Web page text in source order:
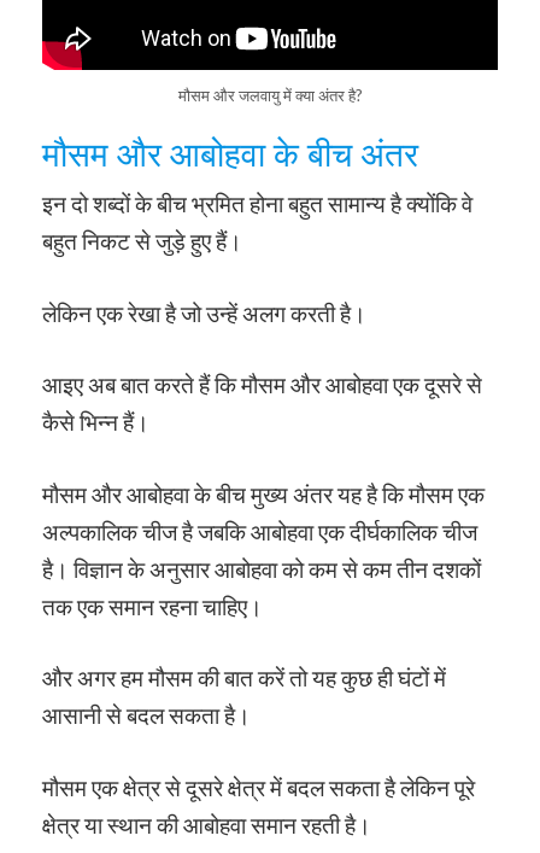
मौसम और जलवायु में क्या अंतर है?
मौसम और आबोहवा के बीच अंतर
इन दो शब्दों के बीच भ्रमित होना बहुत सामान्य है क्योंकि वे
बहुत निकट से जुड़े हुए हैं।
लेकिन एक रेखा है जो उन्हें अलग करती है।
आइए अब बात करते हैं कि मौसम और आबोहवा एक दूसरे से
कैसे भिन्न हैं।
मौसम और आबोहवा के बीच मुख्य अंतर यह है कि मौसम एक
अल्पकालिक चीज है जबकि आबोहवा एक दीर्घकालिक चीज
है। विज्ञान के अनुसार आबोहवा को कम से कम तीन दशकों
तक एक समान रहना चाहिए।
और अगर हम मौसम की बात करें तो यह कुछ ही घंटों में
आसानी से बदल सकता है।
मौसम एक क्षेत्र से दूसरे क्षेत्र में बदल सकता है लेकिन पूरे
क्षेत्र या स्थान की आबोहवा समान रहती है।